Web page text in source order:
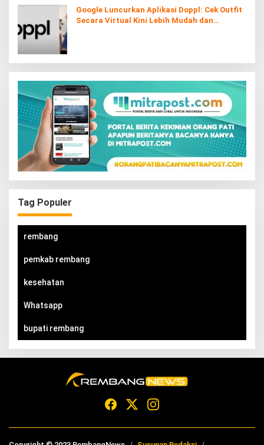
Google Luncurkan Aplikasi Doppl: Cek Outfit
Secara Virtual Kini Lebih Mudah dan
Tag Populer
rembang
pemkab rembang
kesehatan
Whatsapp
bupati rembang